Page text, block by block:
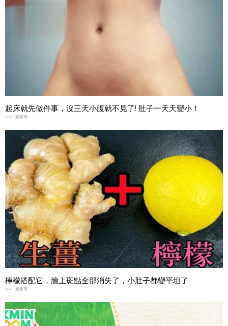
起床就先做件事，沒三天小腹就不見了! 肚子一天天變小！
PR・新素簡
檸檬搭配它，臉上斑點全部消失了，小肚子都變平坦了
PR・新素簡